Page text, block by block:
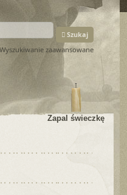
Szukaj
Wyszukiwanie zaawansowane
Zapal świeczkę